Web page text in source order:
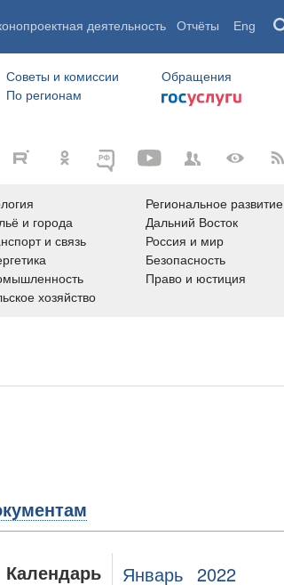
деятельность Отчёты Eng
Советы и комиссии
По регионам
Обращения
и города
и связь
хозяйство
Региональное развитие
Дальний Восток
Россия и мир
Безопасность
Право и юстиция
Календарь Январь 2022